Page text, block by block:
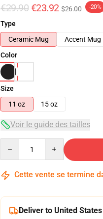
€29.90 €23.92 $26.00 -20%
Type
Ceramic Mug
Accent Mug
Color
Size
11 oz
15 oz
Voir le guide des tailles
Cette vente se termine
Deliver to United States